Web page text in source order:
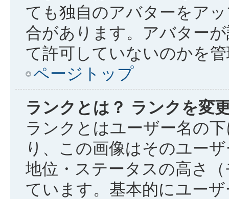
ても独自のアバターをア
合があります。アバター
て許可していないのかを
ページトップ
ランクとは？ ランクを変
ランクとはユーザー名の
り、この画像はそのユー
地位・ステータスの高さ
ています。基本的にユー